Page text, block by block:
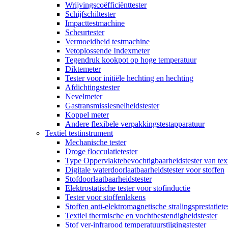
Wrijvingscoëfficiënttester
Schijfschiltester
Impacttestmachine
Scheurtester
Vermoeidheid testmachine
Vetoplossende Indexmeter
Tegendruk kookpot op hoge temperatuur
Diktemeter
Tester voor initiële hechting en hechting
Afdichtingstester
Nevelmeter
Gastransmissiesnelheidstester
Koppel meter
Andere flexibele verpakkingstestapparatuur
Textiel testinstrument
Mechanische tester
Droge flocculatietester
Type Oppervlaktebevochtigbaarheidstester van
Digitale waterdoorlaatbaarheidstester voor stoffen
Stofdoorlaatbaarheidstester
Elektrostatische tester voor stofinductie
Tester voor stoffenlakens
Stoffen anti-elektromagnetische
Textiel thermische en vochtbestendigheidstester
Stof ver-infrarood temperatuurstijgingstester